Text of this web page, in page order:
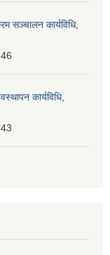
सञ्‍चालन कार्यविधि,
कार्यविधि,